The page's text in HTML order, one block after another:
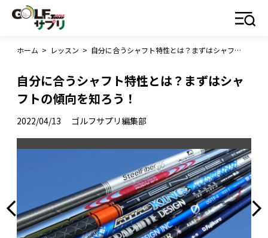
ホーム > レッスン > 自分に合うシャフト特性とは？まずはシャフトの傾向を知ろう！
自分に合うシャフト特性とは？まずはシャ
フトの傾向を知ろう！
2022/04/13 ゴルフサプリ編集部